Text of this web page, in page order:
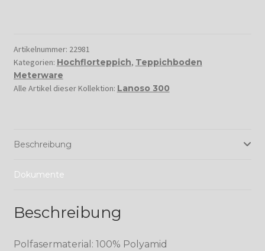
Artikelnummer: 22981
Kategorien: Hochflorteppich, Teppichboden
Meterware
Alle Artikel dieser Kollektion: Lanoso 300
Beschreibung
Dokumente
Beschreibung
Polfasermaterial: 100% Polyamid